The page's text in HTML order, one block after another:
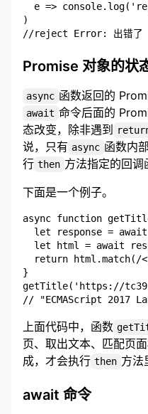
e =>
)
Promise 对象的状
async 函数返回的
await 命令后面的
态改变，除非遇到
说，只有 async 函数内
行 then 方法指定的回调
下面是一个例子。
async function
let response =
let html = await
return html.match(/
}
getTitle('https://
上面代码中，函数
页、取出文本、匹配页
成，才会执行 then 方法
await 命令